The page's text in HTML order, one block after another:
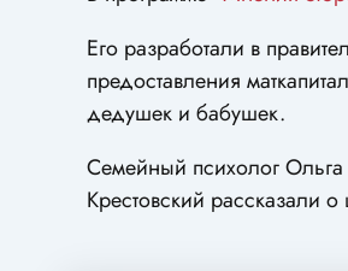
Его разработали в
предоставления
дедушек и бабушек.
Семейный психолог
Крестовский рассказали